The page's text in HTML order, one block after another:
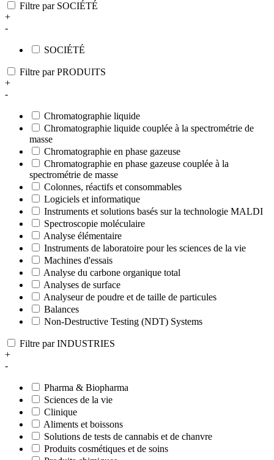
Filtre par SOCIÉTÉ
+
-
SOCIÉTÉ
Filtre par PRODUITS
+
-
Chromatographie liquide
Chromatographie liquide couplée à la spectrométrie de
masse
Chromatographie en phase gazeuse
Chromatographie en phase gazeuse couplée à la
spectrométrie de masse
Colonnes, réactifs et consommables
Logiciels et informatique
Instruments et solutions basés sur la technologie MALDI
Spectroscopie moléculaire
Analyse élémentaire
Instruments de laboratoire pour les sciences de la vie
Machines d'essais
Analyse du carbone organique total
Analyses de surface
Analyseur de poudre et de taille de particules
Balances
Non-Destructive Testing (NDT) Systems
Filtre par INDUSTRIES
+
-
Pharma & Biopharma
Sciences de la vie
Clinique
Aliments et boissons
Solutions de tests de cannabis et de chanvre
Produits cosmétiques et de soins